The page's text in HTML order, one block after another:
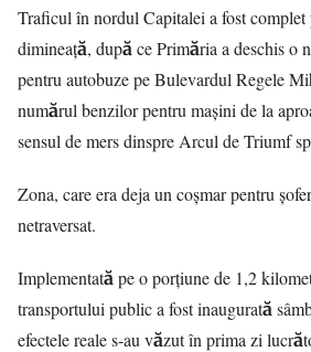
Traficul în nordul Capitalei a fost complet
dimineață, după ce Primăria a deschis o
pentru autobuze pe Bulevardul Regele
numărul benzilor pentru mașini de la
sensul de mers dinspre Arcul de Triumf
Zona, care era deja un coșmar pentru
netraversat.
Implementată pe o porțiune de 1,2
transportului public a fost inaugurată
efectele reale s-au văzut în prima zi